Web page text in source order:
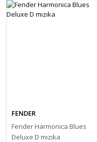
FENDER
Fender Harmonica Blues
Deluxe D mızıka